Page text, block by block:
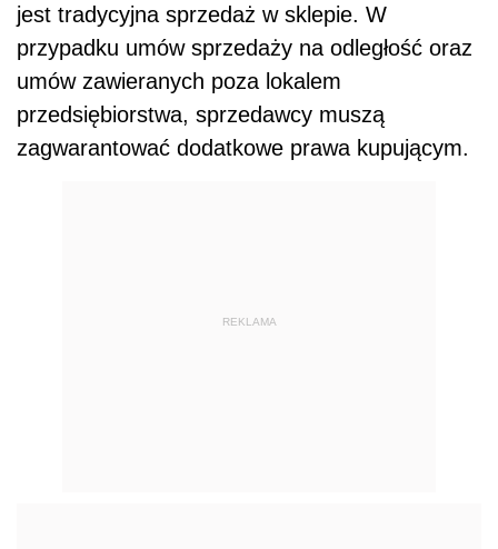
jest tradycyjna sprzedaż w sklepie. W
przypadku umów sprzedaży na odległość oraz
umów zawieranych poza lokalem
przedsiębiorstwa, sprzedawcy muszą
zagwarantować dodatkowe prawa kupującym.
REKLAMA